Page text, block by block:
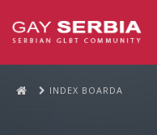
INDEX BOARDA